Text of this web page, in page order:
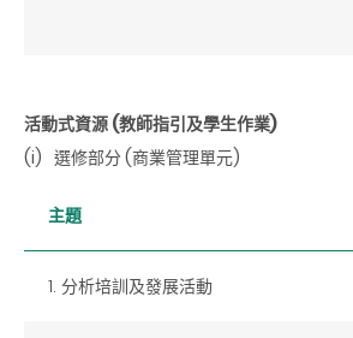
活動式資源 (教師指引及學生作業)
(i) 選修部分 (商業管理單元)
主題
1. 分析培訓及發展活動